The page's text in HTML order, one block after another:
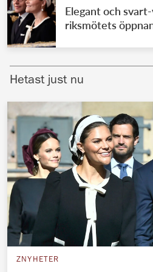
Svenska
Brittiska
Nederländska
Belgiska
Jordanska
Luxemburgska
Japanska
Thailändska
Marockanska
Elegant och
riksmötets
Hetast just nu
ZNYHETER